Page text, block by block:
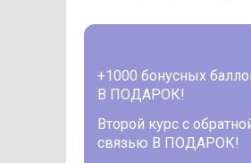
+1000 бонусных
В ПОДАРОК!
Второй курс с
связью В ПОДАРОК!